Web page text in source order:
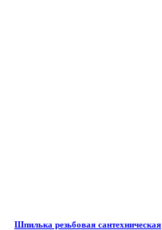
Шпилька резьбовая сантехническая